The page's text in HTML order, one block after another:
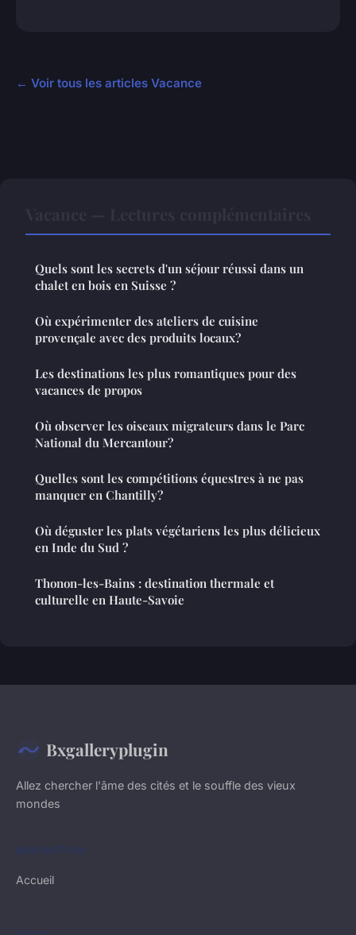
← Voir tous les articles Vacance
Quels sont les secrets d'un séjour réussi dans un
chalet en bois en Suisse ?
Où expérimenter des ateliers de cuisine
provençale avec des produits locaux?
Les destinations les plus romantiques pour des
vacances de propos
Où observer les oiseaux migrateurs dans le Parc
National du Mercantour?
Quelles sont les compétitions équestres à ne pas
manquer en Chantilly?
Où déguster les plats végétariens les plus délicieux
en Inde du Sud ?
Thonon-les-Bains : destination thermale et
culturelle en Haute-Savoie
Bxgalleryplugin
Allez chercher l'âme des cités et le souffle des vieux
mondes
NAVIGATION
Accueil